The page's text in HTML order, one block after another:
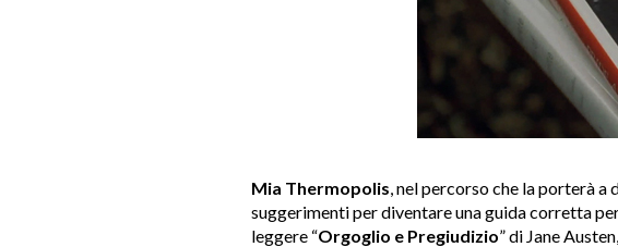
Mia Thermopolis, nel percorso che la porterà
suggerimenti per diventare una guida corretta
leggere “Orgoglio e Pregiudizio” di Jane